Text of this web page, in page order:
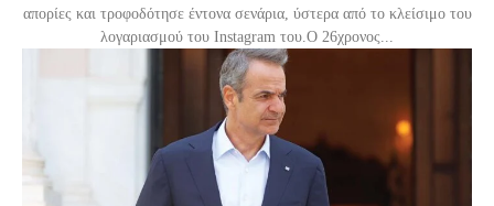
απορίες και τροφοδότησε έντονα σενάρια, ύστερα από το κλείσιμο του
λογαριασμού του Instagram του.Ο 26χρονος...